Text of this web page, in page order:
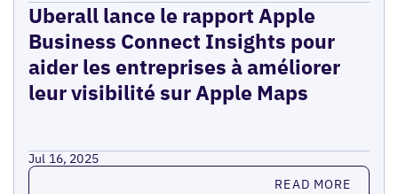
Uberall lance le rapport Apple
Business Connect Insights pour
aider les entreprises à améliorer
leur visibilité sur Apple Maps
Jul 16, 2025
Read more READ MORE